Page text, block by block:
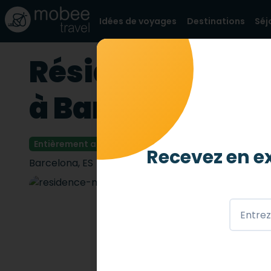
Idées de voyages Destinations
Résidence
à Barcelone
Entièrement accessible 4 abeilles
Barcelona, ES Recevez en